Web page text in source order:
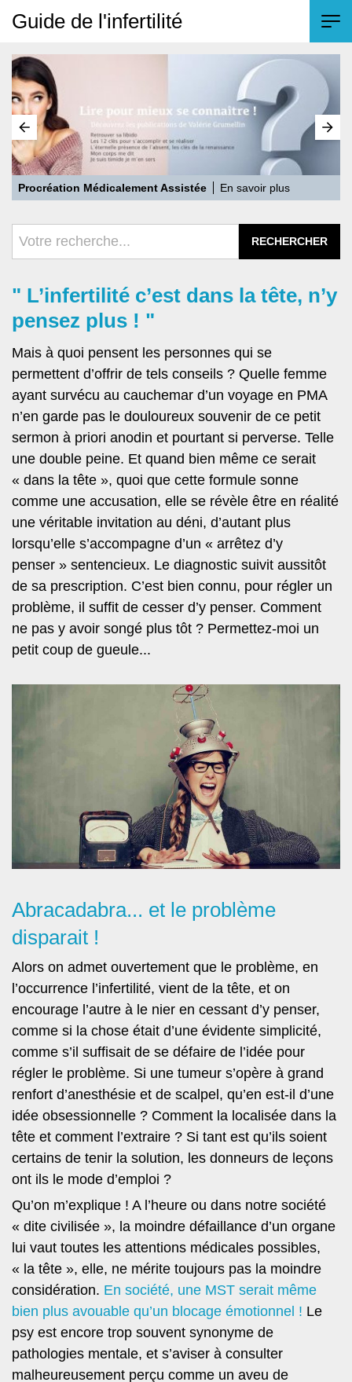
Guide de l'infertilité
Gestation Par Autrui En savoir plus
" L’infertilité c’est dans la tête, n’y
pensez plus ! "
Mais à quoi pensent les personnes qui se
permettent d’offrir de tels conseils ? Quelle femme
ayant survécu au cauchemar d’un voyage en PMA
n’en garde pas le douloureux souvenir de ce petit
sermon à priori anodin et pourtant si perverse. Telle
une double peine. Et quand bien même ce serait
« dans la tête », quoi que cette formule sonne
comme une accusation, elle se révèle être en réalité
une véritable invitation au déni, d’autant plus
lorsqu’elle s’accompagne d’un « arrêtez d’y
penser » sentencieux. Le diagnostic suivit aussitôt
de sa prescription. C’est bien connu, pour régler un
problème, il suffit de cesser d’y penser. Comment
ne pas y avoir songé plus tôt ? Permettez-moi un
petit coup de gueule...
Abracadabra... et le problème
disparait !
Alors on admet ouvertement que le problème, en
l’occurrence l’infertilité, vient de la tête, et on
encourage l’autre à le nier en cessant d’y penser,
comme si la chose était d’une évidente simplicité,
comme s’il suffisait de se défaire de l’idée pour
régler le problème. Si une tumeur s’opère à grand
renfort d’anesthésie et de scalpel, qu’en est-il d’une
idée obsessionnelle ? Comment la localisée dans la
tête et comment l’extraire ? Si tant est qu’ils soient
certains de tenir la solution, les donneurs de leçons
ont ils le mode d’emploi ?
Qu’on m’explique ! A l’heure ou dans notre société
« dite civilisée », la moindre défaillance d’un organe
lui vaut toutes les attentions médicales possibles,
« la tête », elle, ne mérite toujours pas la moindre
considération. En société, une MST serait même
bien plus avouable qu’un blocage émotionnel ! Le
psy est encore trop souvent synonyme de
pathologies mentale, et s’aviser à consulter
malheureusement perçu comme un aveu de